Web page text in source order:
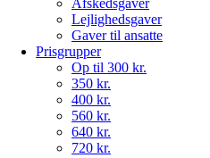
Afskedsgaver
Lejlighedsgaver
Gaver til ansatte
Prisgrupper
Op til 300 kr.
350 kr.
400 kr.
560 kr.
640 kr.
720 kr.